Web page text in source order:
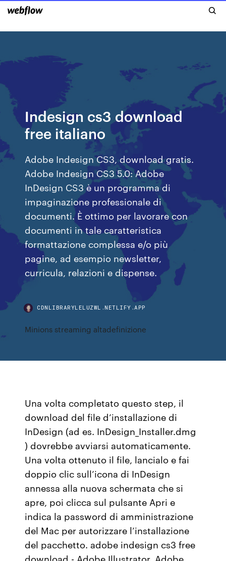
Indesign cs3 download
free italiano
Adobe Indesign CS3, download gratis.
Adobe Indesign CS3 5.0: Adobe
InDesign CS3 è un programma di
impaginazione professionale di
documenti. È ottimo per lavorare con
documenti in tale caratteristica
formattazione complessa e/o più
pagine, ad esempio newsletter,
curricula, relazioni e dispense.
CDNLIBRARYLELUZWL.NETLIFY.APP
Minions streaming altadefinizione
Una volta completato questo step, il
download del file d’installazione di
InDesign (ad es. InDesign_Installer.dmg
) dovrebbe avviarsi automaticamente.
Una volta ottenuto il file, lancialo e fai
doppio clic sull’icona di InDesign
annessa alla nuova schermata che si
apre, poi clicca sul pulsante Apri e
indica la password di amministrazione
del Mac per autorizzare l’installazione
del pacchetto. adobe indesign cs3 free
download - Adobe Illustrator, Adobe